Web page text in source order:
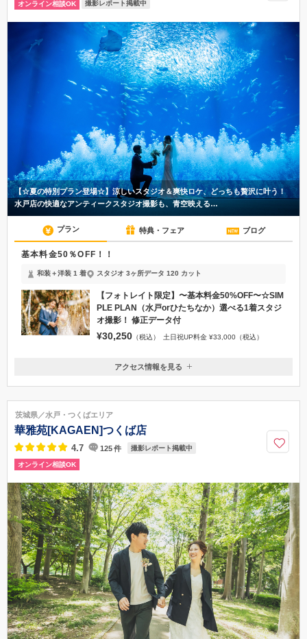
オンライン相談OK 撮影レポート掲載中
【☆夏の特別プラン登場☆】涼しいスタジオ＆爽快ロケ、どっちも贅沢に叶う！
水戸店の快適なアンティークスタジオ撮影も、青空映える…
プラン 特典・フェア ブログ
基本料金50％OFF！！
和装＋洋装 1 着 スタジオ 3ヶ所データ 120 カット
【フォトレイト限定】〜基本料金50%OFF〜☆SIM
PLE PLAN（水戸orひたちなか）選べる1着スタジ
オ撮影！ 修正データ付
¥30,250 （税込） 土日祝UP料金 ¥33,000（税込）
茨城県水戸市見川2丁目3065-5
り車で27分
029-350-8485
アクセス情報を見る
茨城県／水戸・つくばエリア
華雅苑[KAGAEN]つくば店
4.7 125件 撮影レポート掲載中
オンライン相談OK